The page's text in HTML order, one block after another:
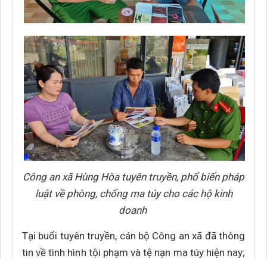
Công an xã Hùng Hòa tuyên truyền, phổ biến pháp
luật về phòng, chống ma túy cho các hộ kinh
doanh
Tại buổi tuyên truyền, cán bộ Công an xã đã thông
tin về tình hình tội phạm và tệ nạn ma túy hiện nay;